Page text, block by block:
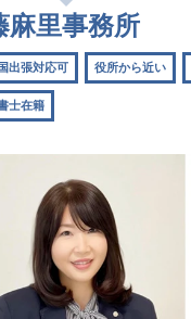
麻里事務所
出張対応可 役所から近い
士在籍